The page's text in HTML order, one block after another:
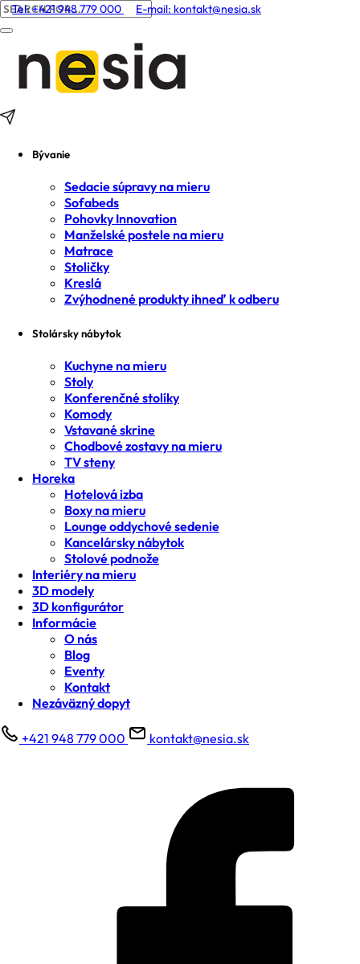
Tel: +421 948 779 000 E-mail: kontakt@nesia.sk
Bývanie
Sedacie súpravy na mieru
Sofabeds
Pohovky Innovation
Manželské postele na mieru
Matrace
Stoličky
Kreslá
Zvýhodnené produkty ihneď k odberu
Stolársky nábytok
Kuchyne na mieru
Stoly
Konferenčné stolíky
Komody
Vstavané skrine
Chodbové zostavy na mieru
TV steny
Horeka
Hotelová izba
Boxy na mieru
Lounge oddychové sedenie
Kancelársky nábytok
Stolové podnože
Interiéry na mieru
3D modely
3D konfigurátor
Informácie
O nás
Blog
Eventy
Kontakt
Nezáväzný dopyt
+421 948 779 000 kontakt@nesia.sk